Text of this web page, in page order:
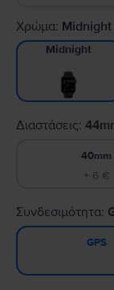
Χρώμα: Midnight
Midnight
Διαστάσεις:
40mm
+ 6 €
Συνδεσιμότητα:
GPS